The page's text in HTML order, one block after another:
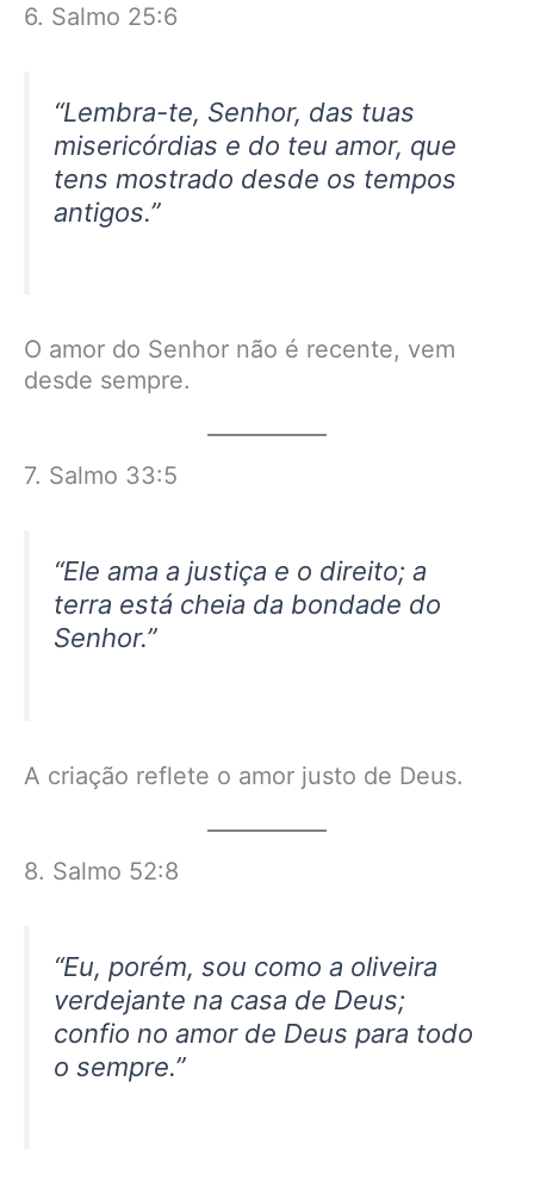
6. Salmo 25:6
“Lembra-te, Senhor, das tuas
misericórdias e do teu amor, que
tens mostrado desde os tempos
antigos.”
O amor do Senhor não é recente, vem
desde sempre.
7. Salmo 33:5
“Ele ama a justiça e o direito; a
terra está cheia da bondade do
Senhor.”
A criação reflete o amor justo de Deus.
8. Salmo 52:8
“Eu, porém, sou como a oliveira
verdejante na casa de Deus;
confio no amor de Deus para todo
o sempre.”